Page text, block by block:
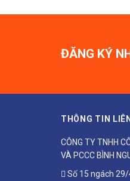
ĐĂNG KÝ
THÔNG TIN
CÔNG TY TNHH
VÀ PCCC BÌNH
Số 15 ngách